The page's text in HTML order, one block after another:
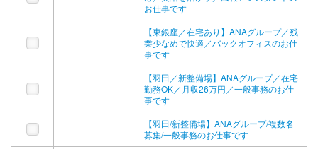
お仕事です
【東銀座／在宅あり】ANAグループ／残
業少なめで快適／バックオフィスのお仕
事です
【羽田／新整備場】ANAグループ／在宅
勤務OK／月収26万円／一般事務のお仕
事です
【羽田/新整備場】ANAグループ/複数名
募集/一般事務のお仕事です